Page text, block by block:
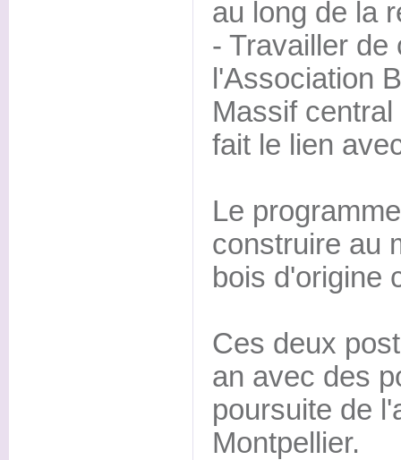
au long de la
- Travailler de
l'Association
Massif
fait le lien
Le
construire au
bois d'origine
Ces deux
an avec des
poursuite de
Montpellier.